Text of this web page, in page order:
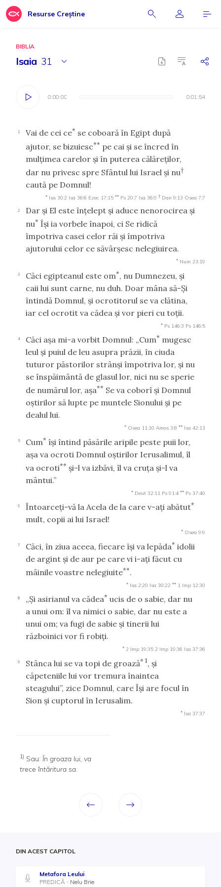
Resurse Creștine
BIBLIA
Isaia 31
0:00:00 0:01:54
0:00:00 0:01:54
1 Vai de cei ce* se coboară în Egipt după
ajutor, se bizuiesc** pe cai şi se încred în
mulţimea carelor şi în puterea călăreţilor,
dar nu privesc spre Sfântul lui Israel şi nu†
caută pe Domnul!
* Isa 30:2 Isa 36:6 Ezec 17:15 ** Ps 20:7 Isa 36:9 † Dan 9:13 Osea 7:7
2
Dar şi El este înţelept şi aduce nenorocirea şi
nu* Îşi ia vorbele înapoi, ci Se ridică
împotriva casei celor răi şi împotriva
ajutorului celor ce săvârşesc nelegiuirea.
* Num 23:19
3 Căci egipteanul este om*, nu Dumnezeu, şi
caii lui sunt carne, nu duh. Doar mâna să-Şi
întindă Domnul, şi ocrotitorul se va clătina,
iar cel ocrotit va cădea şi vor pieri cu toţii.
* Ps 146:3 Ps 146:5
4 Căci aşa mi-a vorbit Domnul: „Cum* mugesc
leul şi puiul de leu asupra prăzii, în ciuda
tuturor păstorilor strânşi împotriva lor, şi nu
se înspăimântă de glasul lor, nici nu se sperie
de numărul lor, aşa** Se va coborî şi Domnul
oştirilor să lupte pe muntele Sionului şi pe
dealul lui.
* Osea 11:10 Amos 3:8 ** Isa 42:13
5 Cum* îşi întind păsările aripile peste puii lor,
aşa va ocroti Domnul oştirilor Ierusalimul, îl
va ocroti** şi-l va izbăvi, îl va cruţa şi-l va
mântui.”
* Deut 32:11 Ps 91:4 ** Ps 37:40
6 Întoarceţi-vă la Acela de la care v-aţi abătut*
mult, copii ai lui Israel!
* Osea 9:9
7 Căci, în ziua aceea, fiecare îşi va lepăda* idolii
de argint şi de aur pe care vi i-aţi făcut cu
mâinile voastre nelegiuite**.
* Isa 2:20 Isa 30:22 ** 1 Imp 12:30
8 „Şi asirianul va cădea* ucis de o sabie, dar nu
a unui om: îl va nimici o sabie, dar nu este a
unui om; va fugi de sabie şi tinerii lui
războinici vor fi robiţi.
* 2 Imp 19:35 2 Imp 19:36 Isa 37:36
9 Stânca lui se va topi de groază* 1, şi
căpeteniile lui vor tremura înaintea
steagului”, zice Domnul, care Îşi are focul în
Sion şi cuptorul în Ierusalim.
* Isa 37:37
1) Sau: În groaza lui, va
trece întăritura sa
DIN ACEST CAPITOL
Metafora Leului
PREDICĂ
Nelu Brie